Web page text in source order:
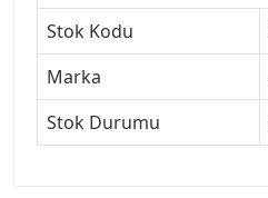
Stok Kodu
Marka
Stok Durumu